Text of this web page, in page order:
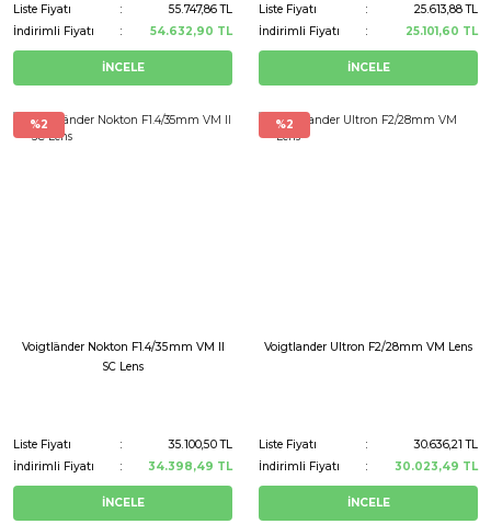
Liste Fiyatı
55.747,86 TL
İndirimli Fiyatı
54.632,90 TL
İNCELE
Liste Fiyatı
25.613,88 TL
İndirimli Fiyatı
25.101,60 TL
İNCELE
%2
Voigtländer Nokton F1.4/35mm VM II
SC Lens
Liste Fiyatı
35.100,50 TL
İndirimli Fiyatı
34.398,49 TL
İNCELE
%2
Voigtlander Ultron F2/28mm VM Lens
Liste Fiyatı
30.636,21 TL
İndirimli Fiyatı
30.023,49 TL
İNCELE